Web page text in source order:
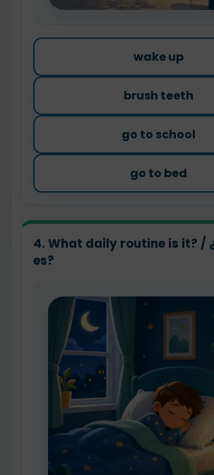
wake up
brush teeth
go to school
go to bed
4. What daily routine is it? /
es?